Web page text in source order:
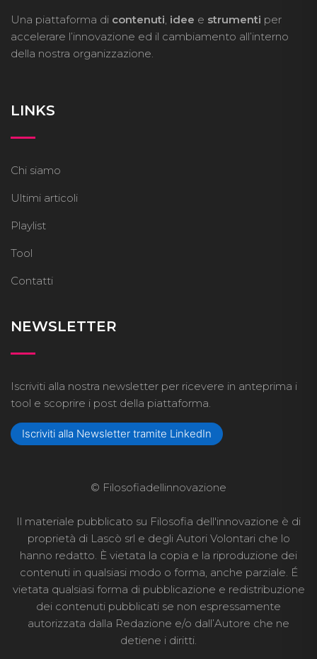
Una piattaforma di contenuti, idee e strumenti per
accelerare l’innovazione ed il cambiamento all’interno
della nostra organizzazione.
LINKS
Chi siamo
Ultimi articoli
Playlist
Tool
Contatti
NEWSLETTER
Iscriviti alla nostra newsletter per ricevere in anteprima i
tool e scoprire i post della piattaforma.
Iscriviti alla Newsletter tramite LinkedIn
© Filosofiadellinnovazione
Il materiale pubblicato su Filosofia dell'innovazione è di
proprietà di Lascò srl e degli Autori Volontari che lo
hanno redatto. È vietata la copia e la riproduzione dei
contenuti in qualsiasi modo o forma, anche parziale. É
vietata qualsiasi forma di pubblicazione e redistribuzione
dei contenuti pubblicati se non espressamente
autorizzata dalla Redazione e/o dall’Autore che ne
detiene i diritti.